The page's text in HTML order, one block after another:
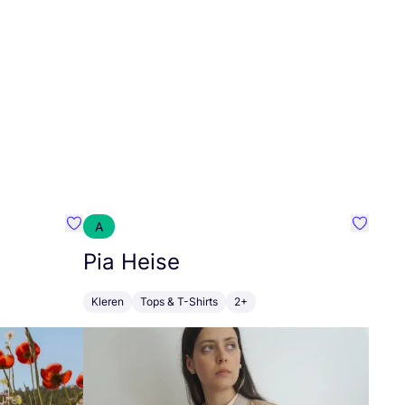
Favoriete {naam}
A
Pia Heise
Kleren Tops & T-Shirts 2+